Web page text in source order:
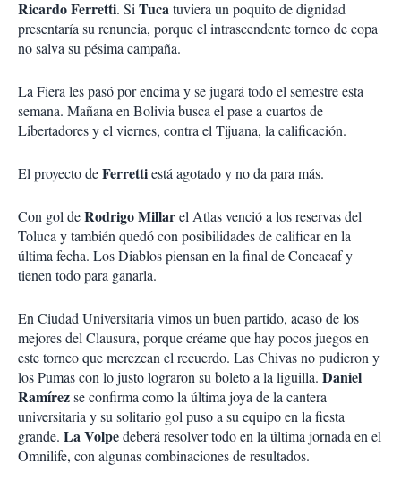
Ricardo Ferretti. Si Tucatuviera un poquito de dignidad
presentaría su renuncia, porque el intrascendente torneo de copa
no salva su pésima campaña.
La Fiera les pasó por encima y se jugará todo el semestre esta
semana. Mañana en Bolivia busca el pase a cuartos de
Libertadores y el viernes, contra el Tijuana, la calificación.
El proyecto deFerrettiestá agotado y no da para más.
Con gol deRodrigo Millarel Atlas venció a los reservas del
Toluca y también quedó con posibilidades de calificar en la
última fecha. Los Diablos piensan en la final de Concacaf y
tienen todo para ganarla.
En Ciudad Universitaria vimos un buen partido, acaso de los
mejores del Clausura, porque créame que hay pocos juegos en
este torneo que merezcan el recuerdo. Las Chivas no pudieron y
los Pumas con lo justo lograron su boleto a la liguilla. Daniel
Ramírezse confirma como la última joya de la cantera
universitaria y su solitario gol puso a su equipo en la fiesta
grande. La Volpedeberá resolver todo en la última jornada en el
Omnilife, con algunas combinaciones de resultados.